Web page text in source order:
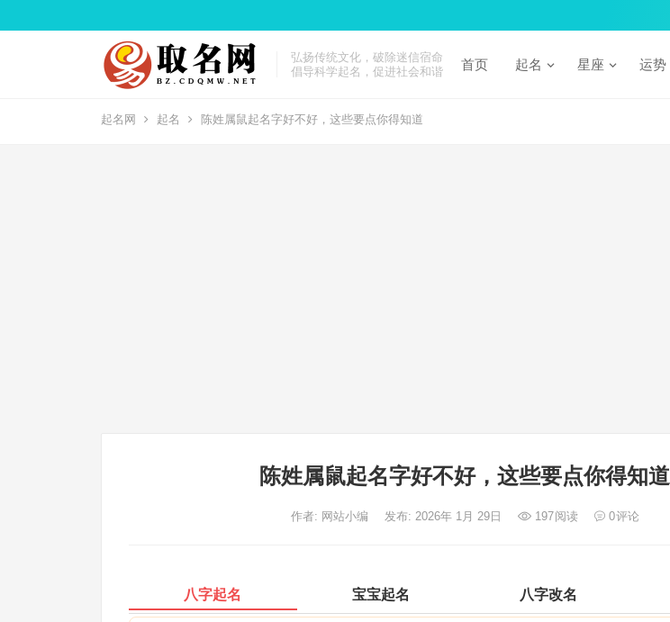
弘扬传统文化，破除迷信宿命
倡导科学起名，促进社会和谐
首页 起名 星座 运势
起名网 起名 陈姓属鼠起名字好不好，这些要点你得知道
陈姓属鼠起名字好不好，这些要点你得知道
作者: 网站小编 发布: 2026年 1月 29日 197阅读 0评论
八字起名 宝宝起名 八字改名